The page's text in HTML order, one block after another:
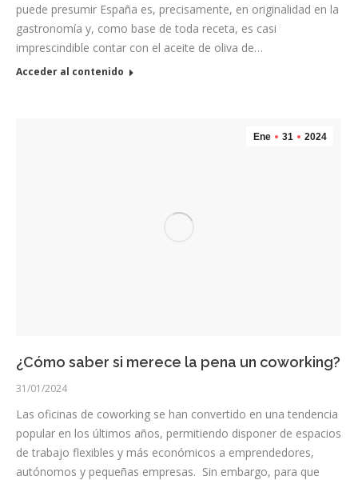
puede presumir España es, precisamente, en originalidad en la
gastronomía y, como base de toda receta, es casi
imprescindible contar con el aceite de oliva de…
Acceder al contenido
Ene 31 2024
¿Cómo saber si merece la pena un coworking?
31/01/2024
Las oficinas de coworking se han convertido en una tendencia
popular en los últimos años, permitiendo disponer de espacios
de trabajo flexibles y más económicos a emprendedores,
autónomos y pequeñas empresas. Sin embargo, para que